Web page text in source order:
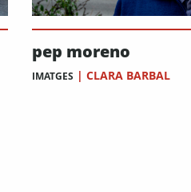
pep moreno
IMATGES | CLARA BARBAL